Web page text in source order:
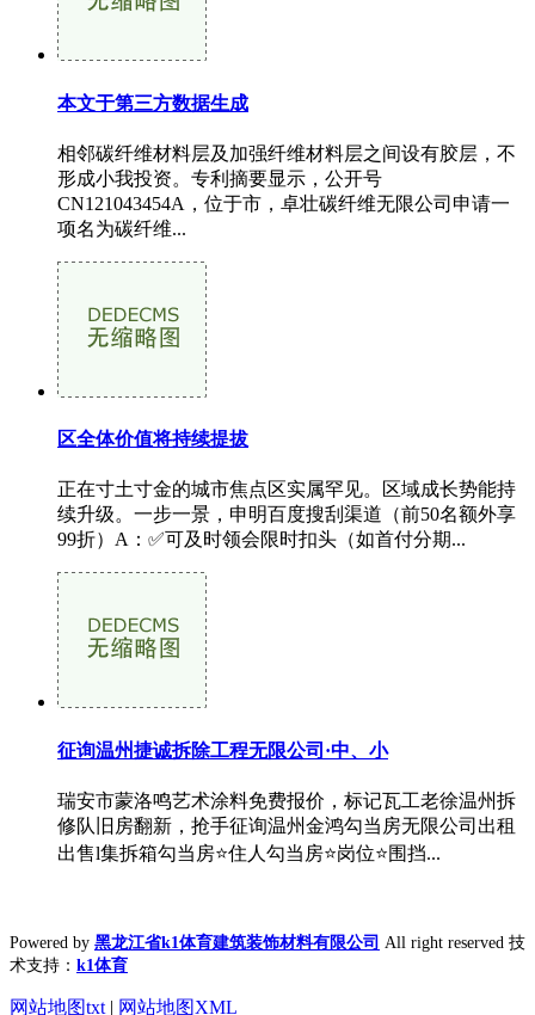
本文于第三方数据生成
相邻碳纤维材料层及加强纤维材料层之间设有胶层，不
形成小我投资。专利摘要显示，公开号
CN121043454A，位于市，卓壮碳纤维无限公司申请一
项名为碳纤维...
区全体价值将持续提拔
正在寸土寸金的城市焦点区实属罕见。区域成长势能持
续升级。一步一景，申明百度搜刮渠道（前50名额外享
99折）A：✅可及时领会限时扣头（如首付分期...
征询温州捷诚拆除工程无限公司·中、小
瑞安市蒙洛鸣艺术涂料免费报价，标记瓦工老徐温州拆
修队旧房翻新，抢手征询温州金鸿勾当房无限公司出租
出售l集拆箱勾当房⭐住人勾当房⭐岗位⭐围挡...
Powered by 黑龙江省k1体育建筑装饰材料有限公司 All right reserved 技
术支持： k1体育
网站地图txt | 网站地图XML